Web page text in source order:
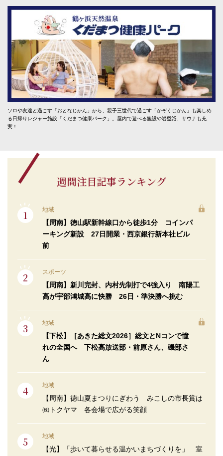
ソロや友達と過ごす「おとなじかん」から、親子三世代で過ごす「かぞくじかん」も楽しめ
る日帰りレジャー施設「くだまつ健康パーク」。屋内で遊べる施設や岩盤浴、サウナも充
実！
週間注目記事ランキング
地域
【周南】徳山駅新幹線口から徒歩1分 コインパ
ーキング新設 27日開業・西京銀行新本社ビル
前
スポーツ
【周南】新川完封、内村先制打で4強入り 南陽工
高が宇部鴻城高に快勝 26日・準決勝へ挑む
地域
【下松】［あきた総文2026］総文とNコンで憧
れの全国へ 下松高放送部・前原さん、磯部さ
ん
地域
【周南】徳山夏まつりにぎわう みこしの市長賞は
㈱トクヤマ 各会場で広がる笑顔
地域
【光】「歩いて暮らせる温かいまちづくりを」 室